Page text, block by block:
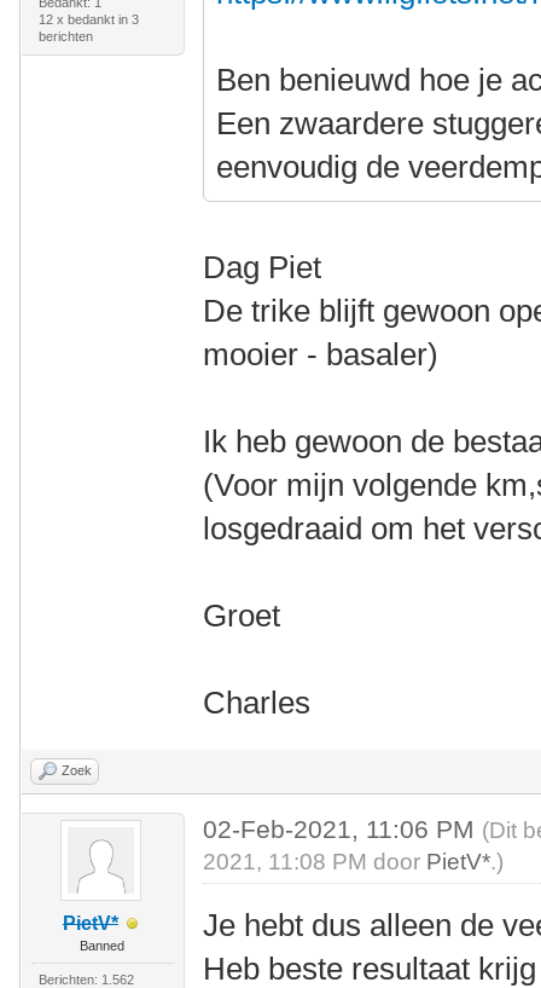
12 x bedankt in 3
berichten
Ben benieuwd hoe je
Een zwaardere
eenvoudig de
Dag Piet
De trike blijft gewoon
mooier - basaler)
Ik heb gewoon de
(Voor mijn volgende
losgedraaid om het
Groet
Charles
Zoek
PietV*
Banned
Berichten: 1.562
02-Feb-2021, 11:06 PM (Dit
2021, 11:08 PM door PietV*.)
Je hebt dus alleen de
Heb beste resultaat